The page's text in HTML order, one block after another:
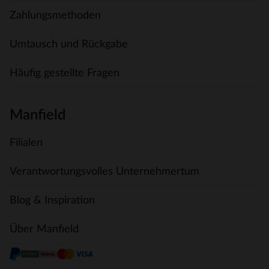
Zahlungsmethoden
Umtausch und Rückgabe
Häufig gestellte Fragen
Manfield
Filialen
Verantwortungsvolles Unternehmertum
Blog & Inspiration
Über Manfield